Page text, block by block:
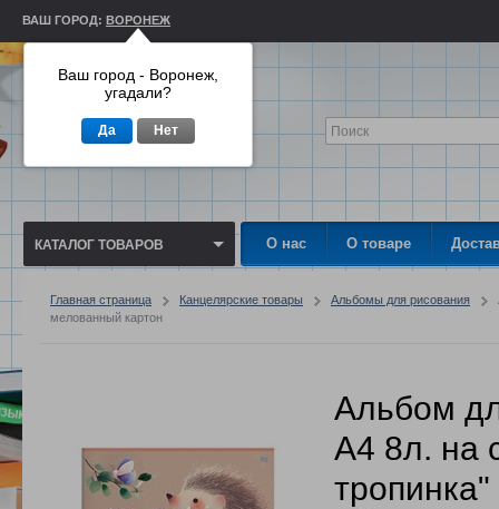
ВАШ ГОРОД: ВОРОНЕЖ
КАТАЛОГ ТОВАРОВ О нас О товаре
Главная страница Канцелярские товары Альбомы для рисования
мелованный картон
Альбом
А4 8л. на
Ваш город - Воронеж,
угадали?
Да Нет